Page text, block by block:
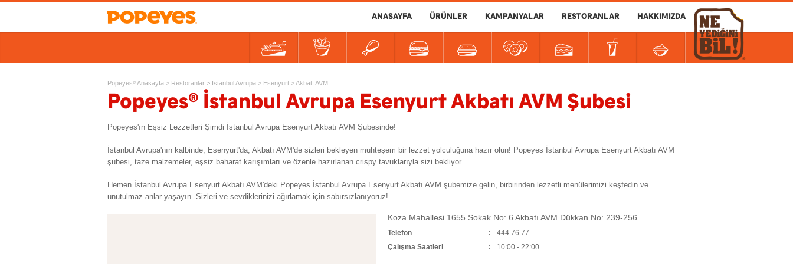
ANASAYFA ÜRÜNLER KAMPANYALAR RESTORANLAR HAKKIMIZDA
İçecekler Soslar
Popeyes® Anasayfa > Restoranlar > İstanbul Avrupa > Esenyurt >Akbatı AVM
Popeyes® İstanbul Avrupa Esenyurt Akbatı AVM Şubesi
Popeyes'ın Eşsiz Lezzetleri Şimdi İstanbul Avrupa Esenyurt Akbatı AVM Şubesinde!
İstanbul Avrupa'nın kalbinde, Esenyurt'da, Akbatı AVM'de sizleri bekleyen muhteşem bir lezzet yolculuğuna hazır olun! Popeyes İstanbul Avrupa Esenyurt Akbatı AVM
şubesi, taze malzemeler, eşsiz baharat karışımları ve özenle hazırlanan crispy tavuklarıyla sizi bekliyor.
Hemen İstanbul Avrupa Esenyurt Akbatı AVM'deki Popeyes İstanbul Avrupa Esenyurt Akbatı AVM şubemize gelin, birbirinden lezzetli menülerimizi keşfedin ve
unutulmaz anlar yaşayın. Sizleri ve sevdiklerinizi ağırlamak için sabırsızlanıyoruz!
Koza Mahallesi 1655 Sokak No: 6 Akbatı AVM Dükkan No: 239-256
Telefon
444 76 77
Çalışma Saatleri
10:00 - 22:00